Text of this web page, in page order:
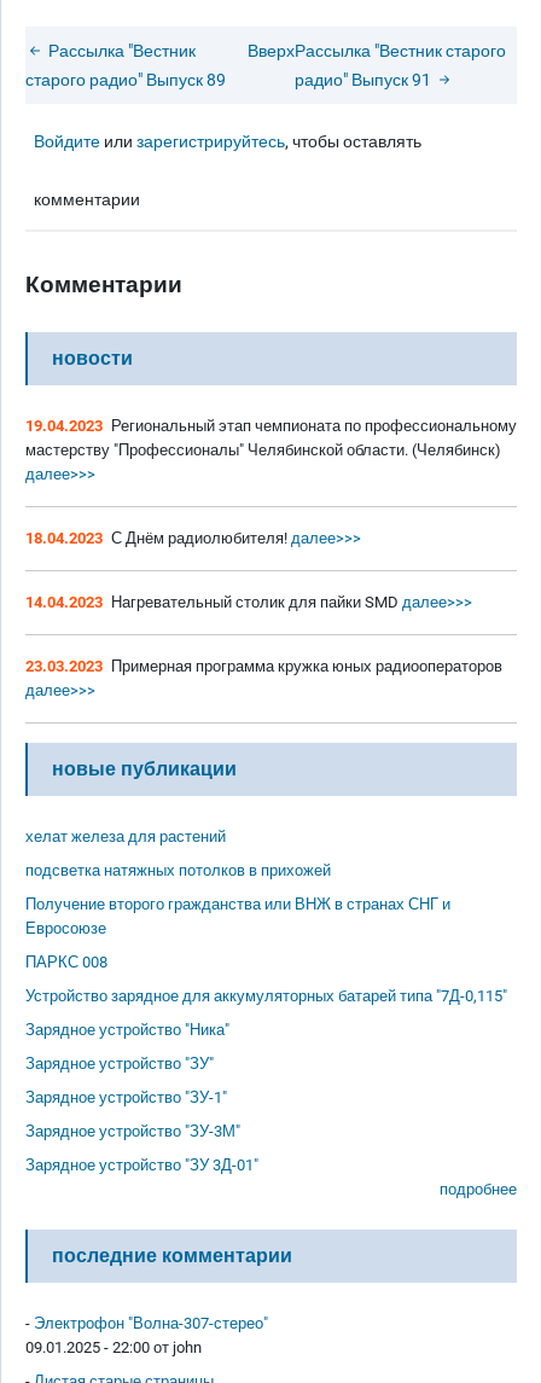
Рассылка "Вестник
старого радио" Выпуск 89
ВверхРассылка "Вестник старого
радио" Выпуск 91
Войдите илизарегистрируйтесь, чтобы оставлять
комментарии
Комментарии
новости
19.04.2023 Региональный этап чемпионата по профессиональному
мастерству "Профессионалы" Челябинской области. (Челябинск)
далее>>>
18.04.2023 С Днём радиолюбителя! далее>>>
14.04.2023 Нагревательный столик для пайки SMD далее>>>
23.03.2023 Примерная программа кружка юных радиооператоров
далее>>>
новые публикации
хелат железа для растений
подсветка натяжных потолков в прихожей
Получение второго гражданства или ВНЖ в странах СНГ и
Евросоюзе
ПАРКС 008
Устройство зарядное для аккумуляторных батарей типа "7Д-0,115"
Зарядное устройство "Ника"
Зарядное устройство "ЗУ"
Зарядное устройство "ЗУ-1"
Зарядное устройство "ЗУ-3М"
Зарядное устройство "ЗУ 3Д-01"
подробнее
последние комментарии
- Электрофон "Волна-307-стерео"
09.01.2025 - 22:00 от john